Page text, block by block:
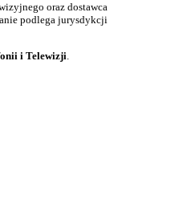
oraz dostawca
podlega jurysdykcji
i Telewizji.